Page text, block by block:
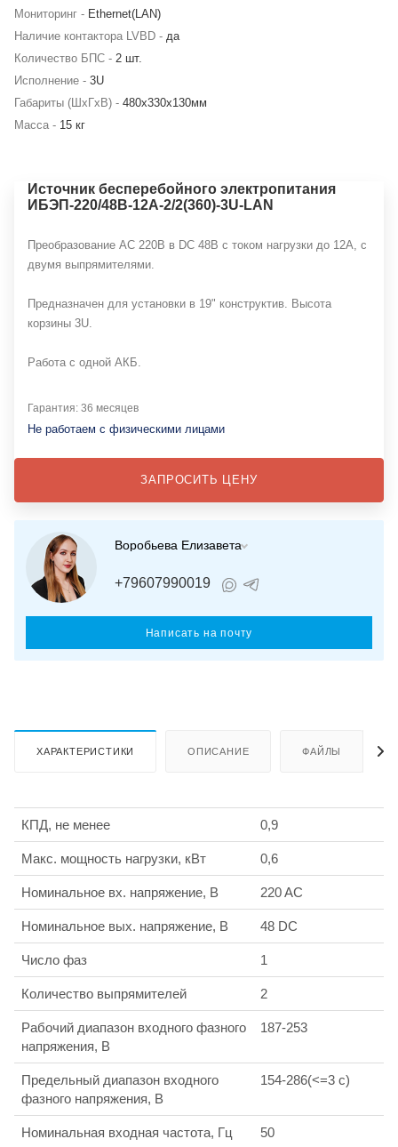
Мониторинг - Ethernet(LAN)
Наличие контактора LVBD - да
Количество БПС - 2 шт.
Исполнение - 3U
Габариты (ШхГхВ) - 480х330х130мм
Масса - 15 кг
Источник бесперебойного электропитания
ИБЭП-220/48B-12A-2/2(360)-3U-LAN
Преобразование АС 220В в DC 48В с током нагрузки до 12А, с
двумя выпрямителями.
Предназначен для установки в 19" конструктив. Высота
корзины 3U.
Работа с одной АКБ.
Гарантия: 36 месяцев
Не работаем с физическими лицами
ЗАПРОСИТЬ ЦЕНУ
Воробьева Елизавета
+79607990019
Написать на почту
ХАРАКТЕРИСТИКИ ОПИСАНИЕ ФАЙЛЫ
КПД, не менее 0,9
Макс. мощность нагрузки, кВт 0,6
Номинальное вх. напряжение, В 220 AC
Номинальное вых. напряжение, В 48 DC
Число фаз 1
Количество выпрямителей 2
Рабочий диапазон входного фазного
напряжения, В
187-253
Предельный диапазон входного
фазного напряжения, В
154-286(<=3 c)
Номинальная входная частота, Гц 50